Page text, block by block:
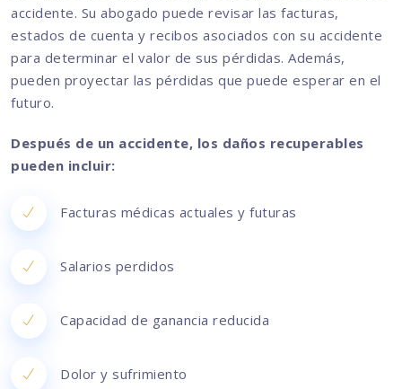
accidente. Su abogado puede revisar las facturas,
estados de cuenta y recibos asociados con su accidente
para determinar el valor de sus pérdidas. Además,
pueden proyectar las pérdidas que puede esperar en el
futuro.
Después de un accidente, los daños recuperables
pueden incluir:
Facturas médicas actuales y futuras
Salarios perdidos
Capacidad de ganancia reducida
Dolor y sufrimiento